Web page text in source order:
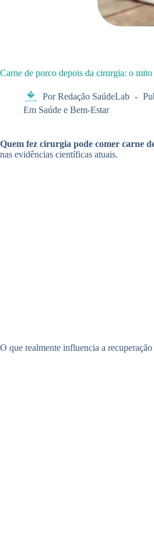
Carne de porco depois da cirurgia: o
Por Redação SaúdeLab
Em Saúde e Bem-Estar
Quem fez cirurgia pode comer carne
nas evidências científicas atuais.
O que realmente influencia a